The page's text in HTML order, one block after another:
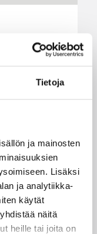
Tietoja
ja mainosten
Lisäksi
ja analytiikka-
käytät
näitä
heille tai joita on
ja viimeksi